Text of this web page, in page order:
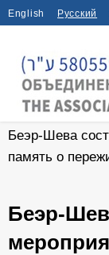
English Русский
Главная /
Беэр-Шева
память о
Беэр-